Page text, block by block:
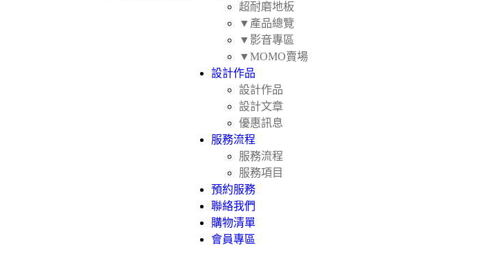
超耐磨地板
▼產品總覽
▼影音專區
▼MOMO賣場
設計作品
設計作品
設計文章
優惠訊息
服務流程
​服務流程
服務項目
預約服務
聯絡我們
購物清單
會員專區